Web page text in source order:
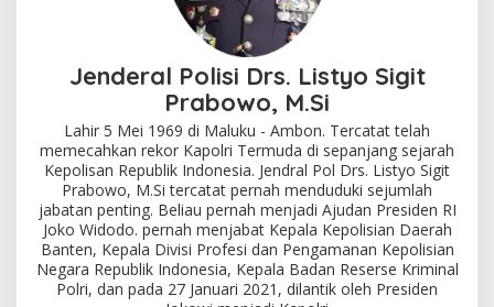
Jenderal Polisi Drs. Listyo Sigit
Prabowo, M.Si
Lahir 5 Mei 1969 di Maluku - Ambon. Tercatat telah
memecahkan rekor Kapolri Termuda di sepanjang sejarah
Kepolisan Republik Indonesia. Jendral Pol Drs. Listyo Sigit
Prabowo, M.Si tercatat pernah menduduki sejumlah
jabatan penting. Beliau pernah menjadi Ajudan Presiden RI
Joko Widodo. pernah menjabat Kepala Kepolisian Daerah
Banten, Kepala Divisi Profesi dan Pengamanan Kepolisian
Negara Republik Indonesia, Kepala Badan Reserse Kriminal
Polri, dan pada 27 Januari 2021, dilantik oleh Presiden